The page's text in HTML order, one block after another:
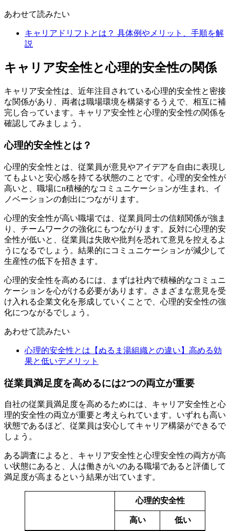
あわせて読みたい
キャリアドリフトとは？ 具体例やメリット、手順を解
説
キャリア安全性と心理的安全性の関係
キャリア安全性は、近年注目されている心理的安全性と密接
な関係があり、両者は職場環境を構築するうえで、相互に補
完し合っています。キャリア安全性と心理的安全性の関係を
確認してみましょう。
心理的安全性とは？
心理的安全性とは、従業員が意見やアイデアを自由に表現し
てもよいと安心感を持てる状態のことです。心理的安全性が
高いと、職場にn積極的なコミュニケーションが生まれ、イ
ノベーションの創出につながります。
心理的安全性が高い職場では、従業員同士の信頼関係が強ま
り、チームワークの強化にもつながります。反対に心理的安
全性が低いと、従業員は失敗や批判を恐れて意見を控えるよ
うになるでしょう。結果的にコミュニケーションが減少して
生産性の低下を招きます。
心理的安全性を高めるには、まずは社内で積極的なコミュニ
ケーションを心がける必要があります。さまざまな意見を受
け入れる企業文化を形成していくことで、心理的安全性の強
化につながるでしょう。
あわせて読みたい
心理的安全性とは【ぬるま湯組織との違い】高める効
果と低いデメリット
従業員満足度を高めるには2つの両立が重要
自社の従業員満足度を高めるためには、キャリア安全性と心
理的安全性の両立が重要と考えられています。いずれも高い
状態であるほど、従業員は安心してキャリア構築ができるで
しょう。
ある調査によると、キャリア安全性と心理安全性の両方が高
い状態にあると、人は働きがいのある職場であると評価して
満足度が高まるという結果が出ています。
心理的安全性
高い 低い